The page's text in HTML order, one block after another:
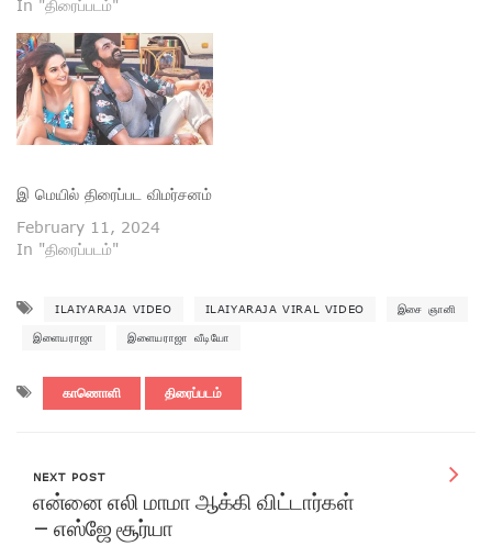
In "திரைப்படம்"
இ மெயில் திரைப்பட விமர்சனம்
February 11, 2024
In "திரைப்படம்"
ILAIYARAJA VIDEO ILAIYARAJA VIRAL VIDEO இசை ஞானி
இளையராஜா இளையராஜா வீடியோ
காணொளி திரைப்படம்
NEXT POST
என்னை எலி மாமா ஆக்கி விட்டார்கள்
– எஸ்ஜே சூர்யா